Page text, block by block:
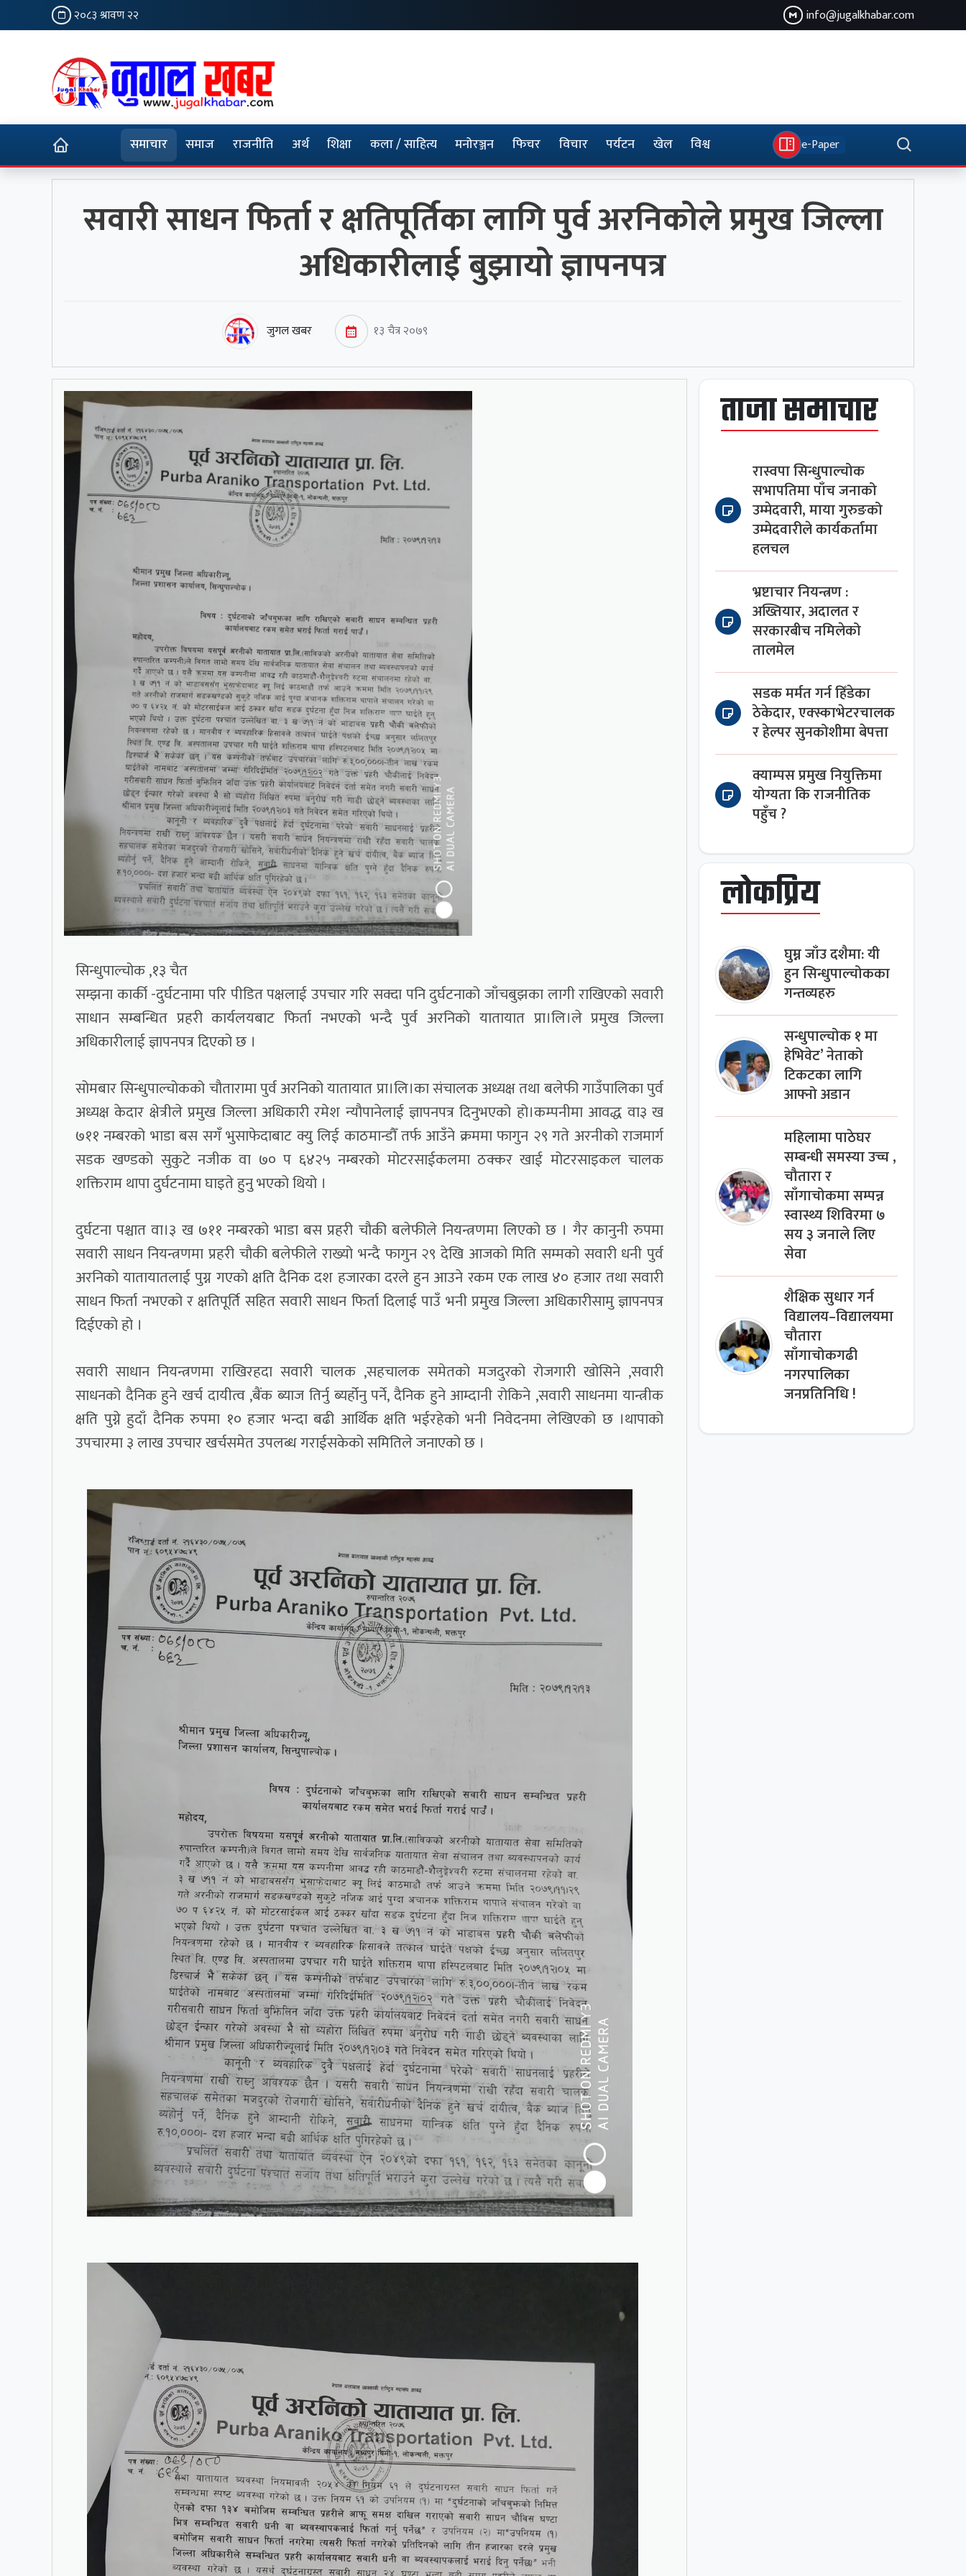
२०८३ श्रावण २२ info@jugalkhabar.com
समाचार समाज राजनीति अर्थ शिक्षा कला / साहित्य मनोरञ्जन फिचर विचार पर्यटन खेल विश्व e-Paper
सवारी साधन फिर्ता र क्षतिपूर्तिका लागि पुर्व अरनिकोले प्रमुख जिल्ला
अधिकारीलाई बुझायो ज्ञापनपत्र
जुगल खबर १३ चैत्र २०७९
सिन्धुपाल्चोक ,१३ चैत
सम्झना कार्की -दुर्घटनामा परि पीडित पक्षलाई उपचार गरि सक्दा पनि दुर्घटनाको जाँचबुझका लागी राखिएको सवारी
साधान सम्बन्धित प्रहरी कार्यलयबाट फिर्ता नभएको भन्दै पुर्व अरनिको यातायात प्रा।लि।ले प्रमुख जिल्ला
अधिकारीलाई ज्ञापनपत्र दिएको छ ।
सोमबार सिन्धुपाल्चोकको चौतारामा पुर्व अरनिको यातायात प्रा।लि।का संचालक अध्यक्ष तथा बलेफी गाउँपालिका पुर्व
अध्यक्ष केदार क्षेत्रीले प्रमुख जिल्ला अधिकारी रमेश न्यौपानेलाई ज्ञापनपत्र दिनुभएको हो।कम्पनीमा आवद्ध वा३ ख
७११ नम्बरको भाडा बस सगँ भुसाफेदाबाट क्यु लिई काठमान्डौँ तर्फ आउँने क्रममा फागुन २९ गते अरनीको राजमार्ग
सडक खण्डको सुकुटे नजीक वा ७० प ६४२५ नम्बरको मोटरसाईकलमा ठक्कर खाई मोटरसाइकल चालक
शक्तिराम थापा दुर्घटनामा घाइते हुनु भएको थियो ।
दुर्घटना पश्चात वा।३ ख ७११ नम्बरको भाडा बस प्रहरी चौकी बलेफीले नियन्त्रणमा लिएको छ । गैर कानुनी रुपमा
सवारी साधन नियन्त्रणमा प्रहरी चौकी बलेफीले राख्यो भन्दै फागुन २९ देखि आजको मिति सम्मको सवारी धनी पुर्व
अरनिको यातायातलाई पुग्न गएको क्षति दैनिक दश हजारका दरले हुन आउने रकम एक लाख ४० हजार तथा सवारी
साधन फिर्ता नभएको र क्षतिपूर्ति सहित सवारी साधन फिर्ता दिलाई पाउँ भनी प्रमुख जिल्ला अधिकारीसामु ज्ञापनपत्र
दिईएको हो ।
सवारी साधान नियन्त्रणमा राखिरहदा सवारी चालक ,सहचालक समेतको मजदुरको रोजगारी खोसिने ,सवारी
साधनको दैनिक हुने खर्च दायीत्व ,बैंक ब्याज तिर्नु ब्यर्होनु पर्ने, दैनिक हुने आम्दानी रोकिने ,सवारी साधनमा यान्त्रीक
क्षति पुग्ने हुदाँ दैनिक रुपमा १० हजार भन्दा बढी आर्थिक क्षति भईरहेको भनी निवेदनमा लेखिएको छ ।थापाको
उपचारमा ३ लाख उपचार खर्चसमेत उपलब्ध गराईसकेको समितिले जनाएको छ ।
ताजा समाचार
रास्वपा सिन्धुपाल्चोक
सभापतिमा पाँच जनाको
उम्मेदवारी, माया गुरुङको
उम्मेदवारीले कार्यकर्तामा
हलचल
भ्रष्टाचार नियन्त्रण :
अख्तियार, अदालत र
सरकारबीच नमिलेको
तालमेल
सडक मर्मत गर्न हिँडेका
ठेकेदार, एक्स्काभेटरचालक
र हेल्पर सुनकोशीमा बेपत्ता
क्याम्पस प्रमुख नियुक्तिमा
योग्यता कि राजनीतिक
पहुँच ?
लोकप्रिय
घुम्न जाँउ दशैमा: यी
हुन सिन्धुपाल्चोकका
गन्तव्यहरु
सन्धुपाल्चोक १ मा
हेभिवेट’ नेताको
टिकटका लागि
आफ्नो अडान
महिलामा पाठेघर
सम्बन्धी समस्या उच्च ,
चौतारा र
साँगाचोकमा सम्पन्न
स्वास्थ्य शिविरमा ७
सय ३ जनाले लिए
सेवा
शैक्षिक सुधार गर्न
विद्यालय–विद्यालयमा
चौतारा
साँगाचोकगढी
नगरपालिका
जनप्रतिनिधि !